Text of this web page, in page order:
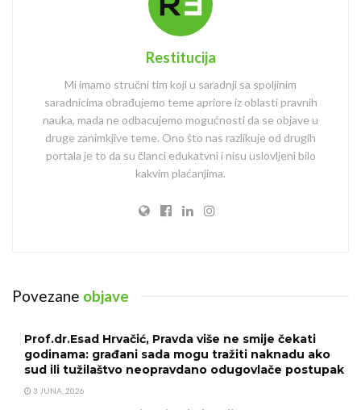
Restitucija
Mi imamo stručni tim koji u saradnji sa spoljinim
saradnicima obrađujemo teme apriore iz oblasti pravnih
nauka, mada ne odbacujemo mogućnosti da se objave u
druge zanimkjive teme. Ono što nas razlikuje od drugih
portala je to da su članci edukatvni i nisu uslovljeni bilo
kakvim plaćanjima.
Povezane objave
Prof.dr.Esad Hrvačić, Pravda više ne smije čekati
godinama: građani sada mogu tražiti naknadu ako
sud ili tužilaštvo neopravdano odugovlače postupak
3 JUNA, 2026